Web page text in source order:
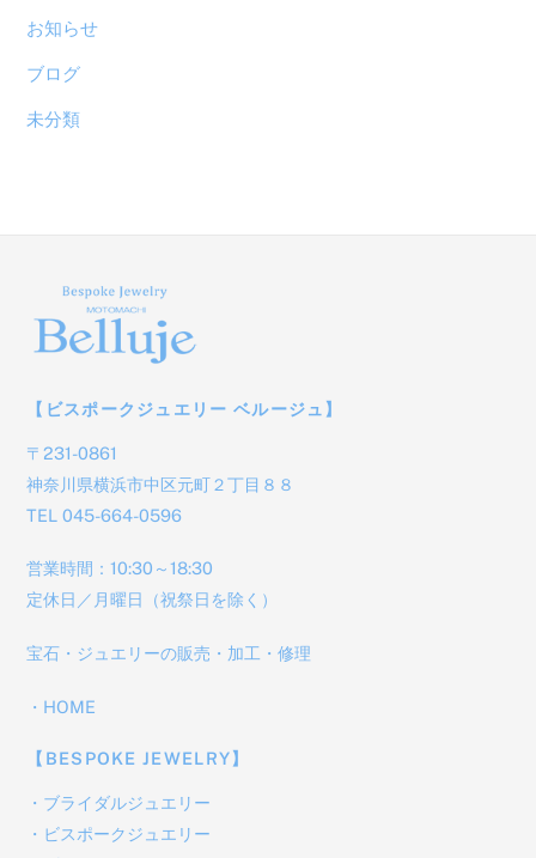
ブ
お知らせ
ブログ
未分類
【ビスポークジュエリー ベルージュ】
〒231-0861
神奈川県横浜市中区元町２丁目８８
TEL 045-664-0596
営業時間：10:30～18:30
定休日／月曜日（祝祭日を除く）
宝石・ジュエリーの販売・加工・修理
・ HOME
【BESPOKE JEWELRY】
・ ブライダルジュエリー
・ ビスポークジュエリー